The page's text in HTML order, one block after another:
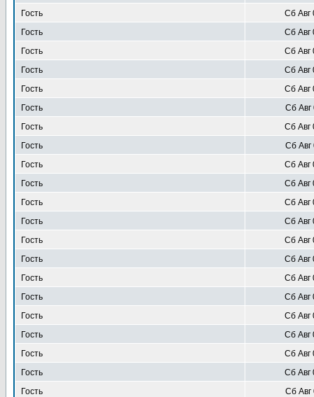
Гость
Сб Авг
Гость
Сб Авг
Гость
Сб Авг
Гость
Сб Авг
Гость
Сб Авг
Гость
Сб Авг
Гость
Сб Авг
Гость
Сб Авг
Гость
Сб Авг
Гость
Сб Авг
Гость
Сб Авг
Гость
Сб Авг
Гость
Сб Авг
Гость
Сб Авг
Гость
Сб Авг
Гость
Сб Авг
Гость
Сб Авг
Гость
Сб Авг
Гость
Сб Авг
Гость
Сб Авг
Гость
Сб Авг